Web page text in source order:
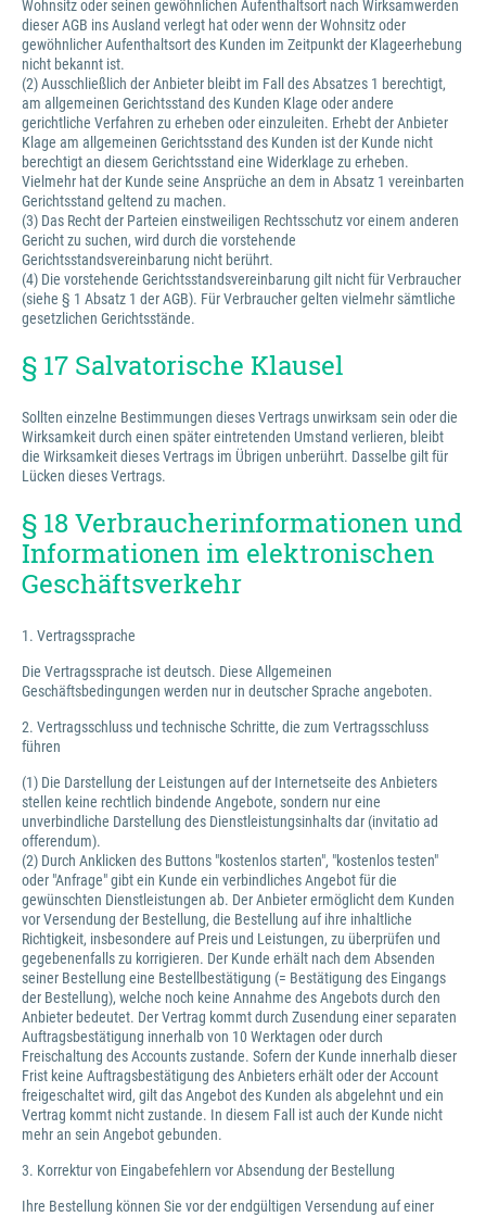
Wohnsitz oder seinen gewöhnlichen Aufenthaltsort nach Wirksamwerden
dieser AGB ins Ausland verlegt hat oder wenn der Wohnsitz oder
gewöhnlicher Aufenthaltsort des Kunden im Zeitpunkt der Klageerhebung
nicht bekannt ist.
(2) Ausschließlich der Anbieter bleibt im Fall des Absatzes 1 berechtigt,
am allgemeinen Gerichtsstand des Kunden Klage oder andere
gerichtliche Verfahren zu erheben oder einzuleiten. Erhebt der Anbieter
Klage am allgemeinen Gerichtsstand des Kunden ist der Kunde nicht
berechtigt an diesem Gerichtsstand eine Widerklage zu erheben.
Vielmehr hat der Kunde seine Ansprüche an dem in Absatz 1 vereinbarten
Gerichtsstand geltend zu machen.
(3) Das Recht der Parteien einstweiligen Rechtsschutz vor einem anderen
Gericht zu suchen, wird durch die vorstehende
Gerichtsstandsvereinbarung nicht berührt.
(4) Die vorstehende Gerichtsstandsvereinbarung gilt nicht für Verbraucher
(siehe § 1 Absatz 1 der AGB). Für Verbraucher gelten vielmehr sämtliche
gesetzlichen Gerichtsstände.
§ 17 Salvatorische Klausel
Sollten einzelne Bestimmungen dieses Vertrags unwirksam sein oder die
Wirksamkeit durch einen später eintretenden Umstand verlieren, bleibt
die Wirksamkeit dieses Vertrags im Übrigen unberührt. Dasselbe gilt für
Lücken dieses Vertrags.
§ 18 Verbraucherinformationen und
Informationen im elektronischen
Geschäftsverkehr
1. Vertragssprache
Die Vertragssprache ist deutsch. Diese Allgemeinen
Geschäftsbedingungen werden nur in deutscher Sprache angeboten.
2. Vertragsschluss und technische Schritte, die zum Vertragsschluss
führen
(1) Die Darstellung der Leistungen auf der Internetseite des Anbieters
stellen keine rechtlich bindende Angebote, sondern nur eine
unverbindliche Darstellung des Dienstleistungsinhalts dar (invitatio ad
offerendum).
(2) Durch Anklicken des Buttons "kostenlos starten", "kostenlos testen"
oder "Anfrage" gibt ein Kunde ein verbindliches Angebot für die
gewünschten Dienstleistungen ab. Der Anbieter ermöglicht dem Kunden
vor Versendung der Bestellung, die Bestellung auf ihre inhaltliche
Richtigkeit, insbesondere auf Preis und Leistungen, zu überprüfen und
gegebenenfalls zu korrigieren. Der Kunde erhält nach dem Absenden
seiner Bestellung eine Bestellbestätigung (= Bestätigung des Eingangs
der Bestellung), welche noch keine Annahme des Angebots durch den
Anbieter bedeutet. Der Vertrag kommt durch Zusendung einer separaten
Auftragsbestätigung innerhalb von 10 Werktagen oder durch
Freischaltung des Accounts zustande. Sofern der Kunde innerhalb dieser
Frist keine Auftragsbestätigung des Anbieters erhält oder der Account
freigeschaltet wird, gilt das Angebot des Kunden als abgelehnt und ein
Vertrag kommt nicht zustande. In diesem Fall ist auch der Kunde nicht
mehr an sein Angebot gebunden.
3. Korrektur von Eingabefehlern vor Absendung der Bestellung
Ihre Bestellung können Sie vor der endgültigen Versendung auf einer